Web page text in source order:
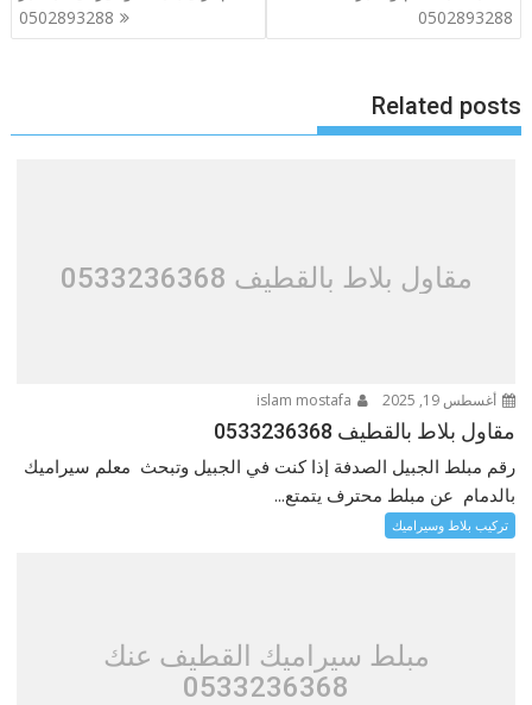
المقالات
0502893288
0502893288
Related posts
مقاول بلاط بالقطيف 0533236368
أغسطس 19, 2025
مقاول بلاط بالقطيف 0533236368
رقم مبلط الجبيل الصدفة إذا كنت في الجبيل وتبحث معلم سيراميك
بالدمام عن مبلط محترف يتمتع...
تركيب بلاط وسيراميك
مبلط سيراميك القطيف عنك
0533236368